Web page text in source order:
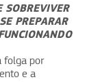
SOBREVIVER
PREPARAR
folga por
e a